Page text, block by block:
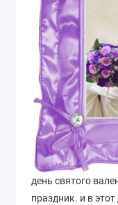
день святого
праздник. и в